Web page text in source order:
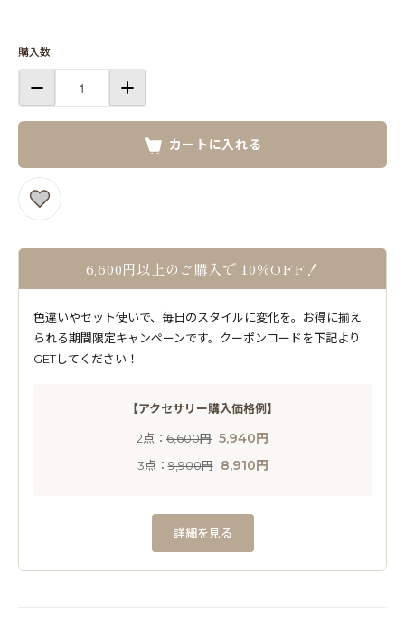
購入数
カートに入れる
6,600円以上のご購入で 10％OFF！
色違いやセット使いで、毎日のスタイルに変化を。お得に揃え
られる期間限定キャンペーンです。クーポンコードを下記より
GETしてください！
【アクセサリー購入価格例】
2点： 6,600円 5,940円
3点：9,900円 8,910円
詳細を見る